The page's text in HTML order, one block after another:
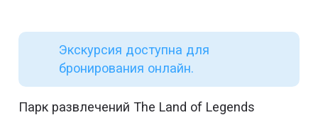
Экскурсия доступна для
бронирования онлайн.
Парк развлечений The Land of Legends